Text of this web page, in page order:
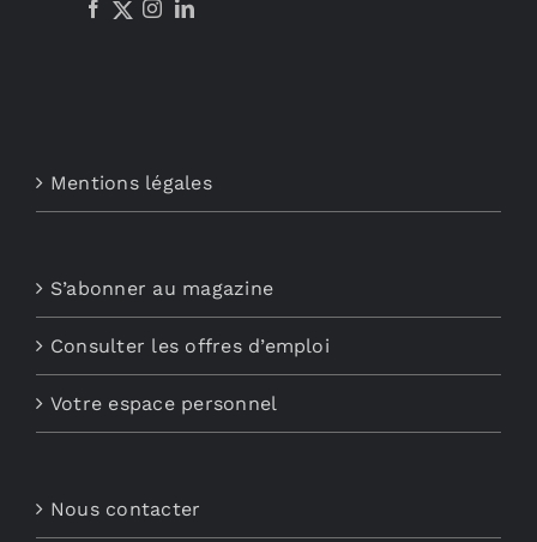
Mentions légales
S’abonner au magazine
Consulter les offres d’emploi
Votre espace personnel
Nous contacter